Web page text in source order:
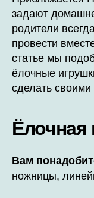
задают
родители
провести
статье мы
ёлочные
сделать
Ёлочная
Вам
ножницы,